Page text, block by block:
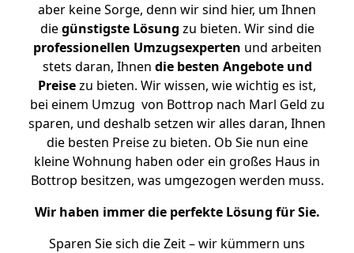
aber keine Sorge, denn wir sind hier, um Ihnen
diegünstigste Lösung zu bieten. Wir sind die
professionellen Umzugsexperten und arbeiten
stets daran, Ihnen die besten Angebote und
Preisezu bieten. Wir wissen, wie wichtig es ist,
bei einem Umzug von Bottrop nach Marl Geld zu
sparen, und deshalb setzen wir alles daran, Ihnen
die besten Preise zu bieten. Ob Sie nun eine
kleine Wohnung haben oder ein großes Haus in
Bottrop besitzen, was umgezogen werden muss.
Wir haben immer die perfekte Lösung für Sie.
Sparen Sie sich die Zeit – wir kümmern uns